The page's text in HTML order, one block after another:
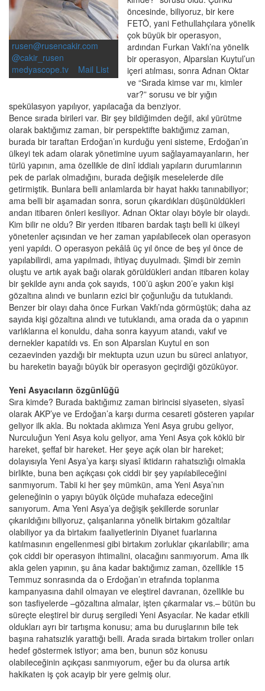
rusen@rusencakir.com
@cakir_rusen
medyascope.tv
Mail List
öncesinde, biliyoruz, bir kere
FETÖ, yani Fethullahçılara yönelik
çok büyük bir operasyon,
ardından Furkan Vakfı’na yönelik
bir operasyon, Alparslan Kuytul’un
içeri atılması, sonra Adnan Oktar
ve “Sırada kimse var mı, kimler
var?” sorusu ve bir yığın
spekülasyon yapılıyor, yapılacağa da benziyor.
Bence sırada birileri var. Bir şey bildiğimden değil, akıl yürütme
olarak baktığımız zaman, bir perspektifte baktığımız zaman,
burada bir taraftan Erdoğan’ın kurduğu yeni sisteme, Erdoğan’ın
ülkeyi tek adam olarak yönetimine uyum sağlayamayanların, her
türlü yapının, ama özellikle de dinî iddialı yapıların durumlarının
pek de parlak olmadığını, burada değişik meselelerde dile
getirmiştik. Bunlara belli anlamlarda bir hayat hakkı tanınabiliyor;
ama belli bir aşamadan sonra, sorun çıkardıkları düşünüldükleri
andan itibaren önleri kesiliyor. Adnan Oktar olayı böyle bir olaydı.
Kim bilir ne oldu? Bir yerden itibaren bardak taştı belli ki ülkeyi
yönetenler açısından ve her zaman yapılabilecek olan operasyon
yeni yapıldı. O operasyon pekâlâ üç yıl önce de beş yıl önce de
yapılabilirdi, ama yapılmadı, ihtiyaç duyulmadı. Şimdi bir zemin
oluştu ve artık ayak bağı olarak görüldükleri andan itibaren kolay
bir şekilde aynı anda çok sayıds, 100’ü aşkın 200’e yakın kişi
gözaltına alındı ve bunların ezici bir çoğunluğu da tutuklandı.
Benzer bir olayı daha önce Furkan Vakfı’nda görmüştük; daha az
sayıda kişi gözaltına alındı ve tutuklandı, ama orada da o yapının
varlıklarına el konuldu, daha sonra kayyum atandı, vakıf ve
dernekler kapatıldı vs. En son Alparslan Kuytul en son
cezaevinden yazdığı bir mektupta uzun uzun bu süreci anlatıyor,
bu hareketin bayağı büyük bir operasyon geçirdiği gözüküyor.
Yeni Asyacıların özgünlüğü
Sıra kimde? Burada baktığımız zaman birincisi siyaseten, siyasî
olarak AKP’ye ve Erdoğan’a karşı durma cesareti gösteren yapılar
geliyor ilk akla. Bu noktada aklımıza Yeni Asya grubu geliyor,
Nurculuğun Yeni Asya kolu geliyor, ama Yeni Asya çok köklü bir
hareket, şeffaf bir hareket. Her şeye açık olan bir hareket;
dolayısıyla Yeni Asya’ya karşı siyasî iktidarın rahatsızlığı olmakla
birlikte, buna ben açıkçası çok ciddi bir şey yapılabileceğini
sanmıyorum. Tabii ki her şey mümkün, ama Yeni Asya’nın
geleneğinin o yapıyı büyük ölçüde muhafaza edeceğini
sanıyorum. Ama Yeni Asya’ya değişik şekillerde sorunlar
çıkarıldığını biliyoruz, çalışanlarına yönelik birtakım gözaltılar
olabiliyor ya da birtakım faaliyetlerinin Diyanet fuarlarına
katılmasının engellenmesi gibi birtakım zorluklar çıkarılabilir; ama
çok ciddi bir operasyon ihtimalini, olacağını sanmıyorum. Ama ilk
akla gelen yapının, şu âna kadar baktığımız zaman, özellikle 15
Temmuz sonrasında da o Erdoğan’ın etrafında toplanma
kampanyasına dahil olmayan ve eleştirel davranan, özellikle bu
son tasfiyelerde –gözaltına almalar, işten çıkarmalar vs.– bütün bu
süreçte eleştirel bir duruş sergiledi Yeni Asyacılar. Ne kadar etkili
oldukları ayrı bir tartışma konusu; ama bu duruşlarının bile tek
başına rahatsızlık yarattığı belli. Arada sırada birtakım troller onları
hedef göstermek istiyor; ama ben, bunun söz konusu
olabileceğinin açıkçası sanmıyorum, eğer bu da olursa artık
hakikaten iş çok acayip bir yere gelmiş olur.